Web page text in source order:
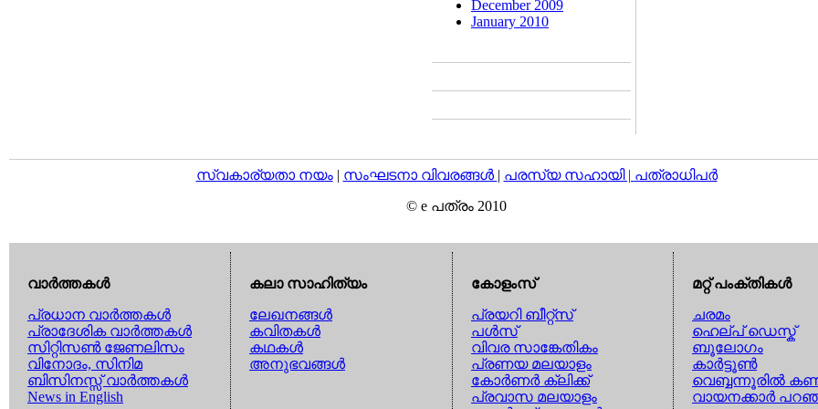
December 2009
January 2010
സ്വകാര്യതാ നയം| സംഘടനാ വിവരങ്ങള്‍ | പരസ്യ സഹായി | പത്രാധിപര്‍
© e പത്രം 2010
വാര്‍ത്തകള്‍
പ്രധാന വാര്‍ത്തകള്‍
പ്രാദേശിക വാര്‍ത്തകള്‍
സിറ്റിസണ്‍ ജേണലിസം
വിനോദം, സിനിമ
ബിസിനസ്സ് വാര്‍ത്തകള്‍
News in English
കലാ സാഹിത്യം
ലേഖനങ്ങള്‍
കവിതകള്‍
കഥകള്‍
അനുഭവങ്ങള്‍
കോളംസ്
പ്രയറി ബീറ്റ്സ്
പള്‍സ്
വിവര സാങ്കേതികം
പ്രണയ മലയാളം
കോര്‍ണര്‍ ക്ലിക്ക്
പ്രവാസ മലയാളം
മറ്റ് പംക്തികള്‍
ചരമം
ഹെല്പ് ഡെസ്ക്
ബൂലോഗം
കാര്‍ട്ടൂണ്‍
വെബ്ബന്നൂരില്‍
വായനക്കാര്‍